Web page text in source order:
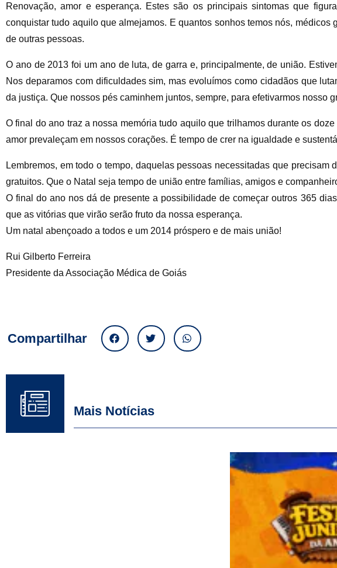
Renovação, amor e esperança. Estes são os principais sintomas que
conquistar tudo aquilo que almejamos. E quantos sonhos temos nós,
de outras pessoas.
O ano de 2013 foi um ano de luta, de garra e, principalmente, de união.
Nos deparamos com dificuldades sim, mas evoluímos como cidadãos que
da justiça. Que nossos pés caminhem juntos, sempre, para efetivarmos nosso
O final do ano traz a nossa memória tudo aquilo que trilhamos durante os
amor prevaleçam em nossos corações. É tempo de crer na igualdade e
Lembremos, em todo o tempo, daquelas pessoas necessitadas que
gratuitos. Que o Natal seja tempo de união entre famílias, amigos e
O final do ano nos dá de presente a possibilidade de começar outros 365
que as vitórias que virão serão fruto da nossa esperança.
Um natal abençoado a todos e um 2014 próspero e de mais união!
Rui Gilberto Ferreira
Presidente da Associação Médica de Goiás
Compartilhar
Mais Notícias